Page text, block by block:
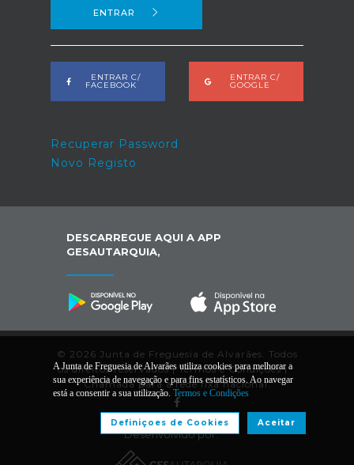
ENTRAR
ENTRAR C/
FACEBOOK
ENTRAR C/
GOOGLE
Recuperar Password
Novo Registo
DESCARREGUE AQUI A APP
GESAUTARQUIA,
© 2026 Junta de Freguesia de Alvarães. Todos
os direitos reservados |Termos e Condições|*
Chamada para a rede fixa nacional.
Desenvolvido por:
A Junta de Freguesia de Alvarães utiliza cookies para melhorar a
sua experiência de navegação e para fins estatísticos. Ao navegar
está a consentir a sua utilização. Termos e Condições
Aceitar
Definiçoes de Cookies